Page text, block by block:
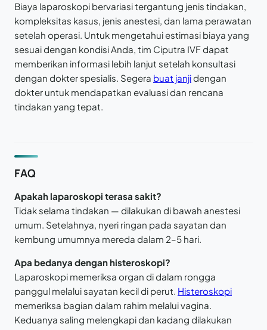
Biaya laparoskopi bervariasi tergantung jenis tindakan,
kompleksitas kasus, jenis anestesi, dan lama perawatan
setelah operasi. Untuk mengetahui estimasi biaya yang
sesuai dengan kondisi Anda, tim Ciputra IVF dapat
memberikan informasi lebih lanjut setelah konsultasi
dengan dokter spesialis. Segera buat janjidengan
dokter untuk mendapatkan evaluasi dan rencana
tindakan yang tepat.
FAQ
Apakah laparoskopi terasa sakit?
Tidak selama tindakan — dilakukan di bawah anestesi
umum. Setelahnya, nyeri ringan pada sayatan dan
kembung umumnya mereda dalam 2–5 hari.
Apa bedanya dengan histeroskopi?
Laparoskopi memeriksa organ di dalam rongga
panggul melalui sayatan kecil di perut. Histeroskopi
memeriksa bagian dalam rahim melalui vagina.
Keduanya saling melengkapi dan kadang dilakukan